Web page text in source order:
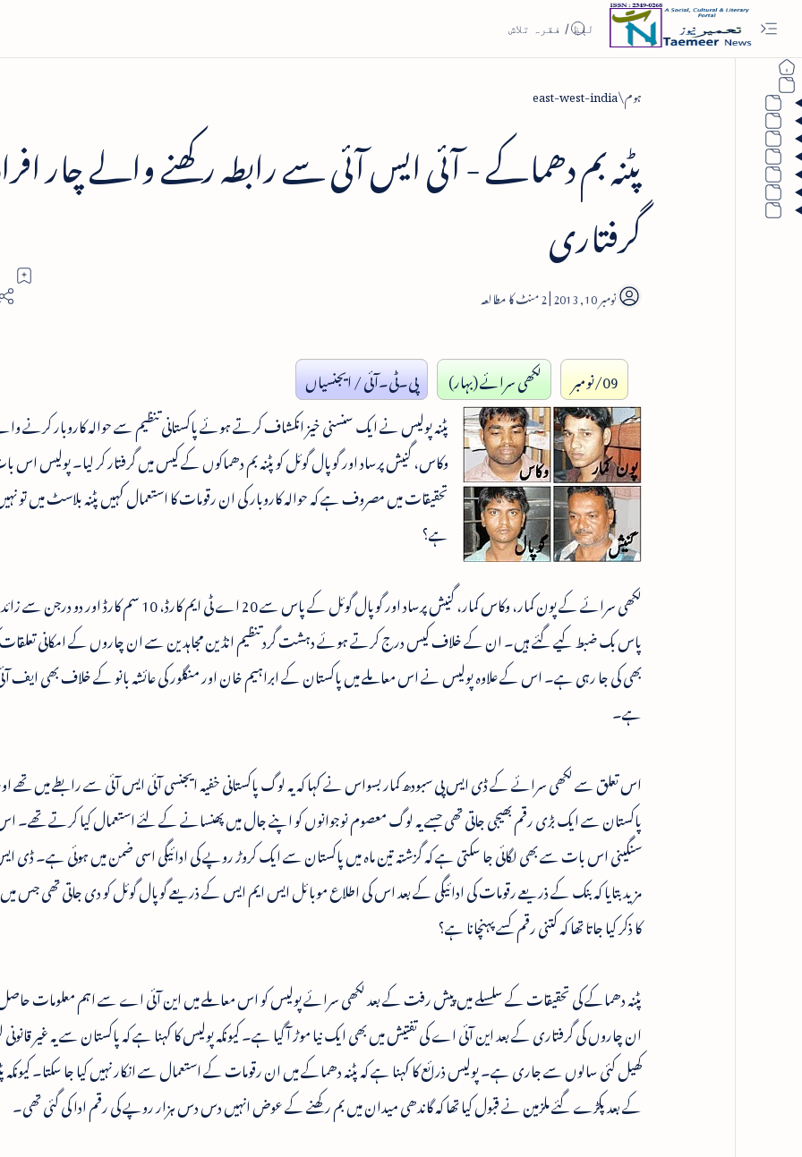
ہوم east-west-india
پٹنہ بم دھماکے - آئی ایس آئی سے رابطہ رکھنے والے چار
گرفتاری
2
09/نومبر لکھی سرائے (بہار)
پی۔ٹی۔آئی / ایجنسیاں
پٹنہ پولیس نے ایک سنسنی خیز انکشاف کرتے ہوئے پاکستانی تنظیم سے حوالہ کاروبار کرنے
وکاس، گنیش پرساد اور گوپال گوئل کو پٹنہ بم دھماکوں کے کیس میں گرفتار کر لیا۔ پولیس اس
تحقیقات میں مصروف ہے کہ حوالہ کاروبار کی ان رقومات کا استعمال کہیں پٹنہ بلاسٹ میں تو
ہے؟
لکھی سرائے کے پون کمار، وکاس کمار، گنیش پرساد اور گوپال گوئل کے پاس سے 20 اے ٹی ایم کارڈ،
پاس بک ضبط کیے گئے ہیں۔ ان کے خلاف کیس درج کرتے ہوئے دہشت گرد تنظیم انڈین مجاہدین سے ان چاروں کے امکانی
بھی کی جا رہی ہے۔ اس کے علاوہ پولیس نے اس معاملے میں پاکستان کے ابراہیم خان اور منگلور کی عائشہ بانو کے خلاف بھی ایف
ہے۔
اس تعلق سے لکھی سرائے کے ڈی ایس پی سبودھ کمار بسواس نے کہا کہ یہ لوگ پاکستانی خفیہ ایجنسی آئی ایس آئی سے رابطے میں تھے
پاکستان سے ایک بڑی رقم بھیجی جاتی تھی جسے یہ لوگ معصوم نوجوانوں کو اپنے جال میں پھنسانے کے لئے استعمال کیا کرتے تھے۔
سنگینی اس بات سے بھی لگائی جا سکتی ہے کہ گزشتہ تین ماہ میں پاکستان سے ایک کروڑ روپے کی ادائیگی اسی ضمن میں ہوئی ہے۔ ڈی
مزید بتایا کہ بنک کے ذریعے رقومات کی ادائیگی کے بعد اس کی اطلاع موبائل ایس ایم ایس کے ذریعے گوپال گوئل کو دی جاتی تھی جس
کا ذکر کیا جاتا تھا کہ کتنی رقم کسے پہنچانا ہے؟
پٹنہ دھماکے کی تحقیقات کے سلسلے میں پیش رفت کے بعد لکھی سرائے پولیس کو اس معاملے میں این آئی اے سے اہم معلومات
ان چاروں کی گرفتاری کے بعد این آئی اے کی تفتیش میں بھی ایک نیا موڑ آ گیا ہے۔ کیونکہ پولیس کا کہنا ہے کہ پاکستان سے یہ غیر
کھیل کئی سالوں سے جاری ہے۔ پولیس ذرائع کا کہنا ہے کہ پٹنہ دھماکے میں ان رقومات کے استعمال سے انکار نہیں کیا جا سکتا۔ کیونکہ
کے بعد پکڑے گئے ملزمین نے قبول کیا تھا کہ گاندھی میدان میں بم رکھنے کے عوض انہیں دس دس ہزار روپے کی رقم ادا کی گئی تھی۔